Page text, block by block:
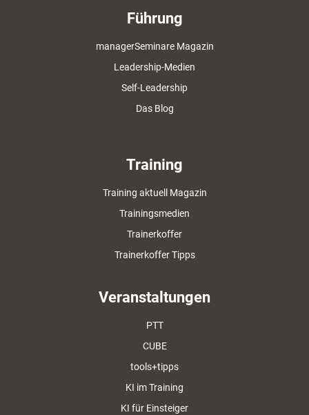
Führung
managerSeminare Magazin
Leadership-Medien
Self-Leadership
Das Blog
Training
Training aktuell Magazin
Trainingsmedien
Trainerkoffer
Trainerkoffer Tipps
Veranstaltungen
PTT
CUBE
tools+tipps
KI im Training
KI für Einsteiger